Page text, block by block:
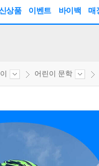
상품 이벤트 바이백 매
어린이 문학